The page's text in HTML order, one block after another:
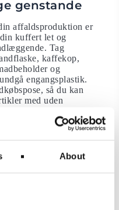
About
genstande
affaldsproduktion er
kuffert let og
Tag
kaffekop,
og
engangsplastik.
så du kan
med uden
Du skaber meget
at bekymre dig om
dit affald på din